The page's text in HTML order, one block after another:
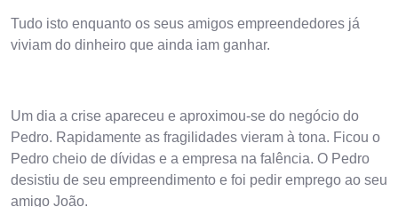
Tudo isto enquanto os seus amigos empreendedores já
viviam do dinheiro que ainda iam ganhar.
Um dia a crise apareceu e aproximou-se do negócio do
Pedro. Rapidamente as fragilidades vieram à tona. Ficou o
Pedro cheio de dívidas e a empresa na falência. O Pedro
desistiu de seu empreendimento e foi pedir emprego ao seu
amigo João.